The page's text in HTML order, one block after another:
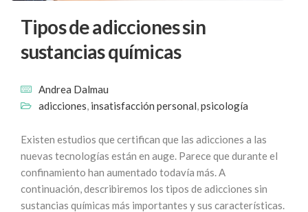
Tipos de adicciones sin
sustancias químicas
Andrea Dalmau
adicciones, insatisfacción personal,psicología
Existen estudios que certifican que las adicciones a las
nuevas tecnologías están en auge. Parece que durante el
confinamiento han aumentado todavía más. A
continuación, describiremos los tipos de adicciones sin
sustancias químicas más importantes y sus características.